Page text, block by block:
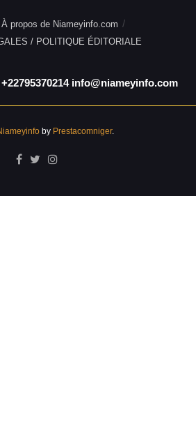
À propos de Niameyinfo.com
/ POLITIQUE ÉDITORIALE
info@niameyinfo.com
by Prestacomniger.